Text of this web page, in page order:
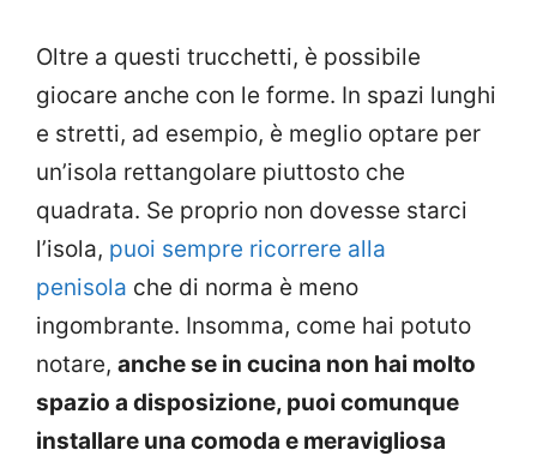
Oltre a questi trucchetti, è possibile
giocare anche con le forme. In spazi lunghi
e stretti, ad esempio, è meglio optare per
un’isola rettangolare piuttosto che
quadrata. Se proprio non dovesse starci
l’isola, puoi sempre ricorrere alla
penisola che di norma è meno
ingombrante. Insomma, come hai potuto
notare, anche se in cucina non hai molto
spazio a disposizione, puoi comunque
installare una comoda e meravigliosa